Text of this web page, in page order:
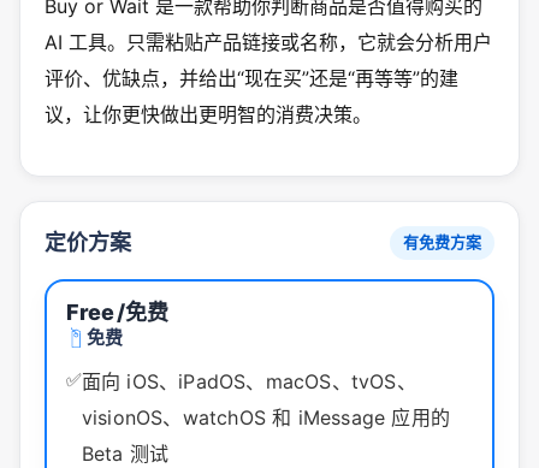
Buy or Wait 是一款帮助你判断商品是否值得购买的
AI 工具。只需粘贴产品链接或名称，它就会分析用户
评价、优缺点，并给出“现在买”还是“再等等”的建
议，让你更快做出更明智的消费决策。
定价方案 有免费方案
Free/免费
免费
✅面向 iOS、iPadOS、macOS、tvOS、
visionOS、watchOS 和 iMessage 应用的
Beta 测试